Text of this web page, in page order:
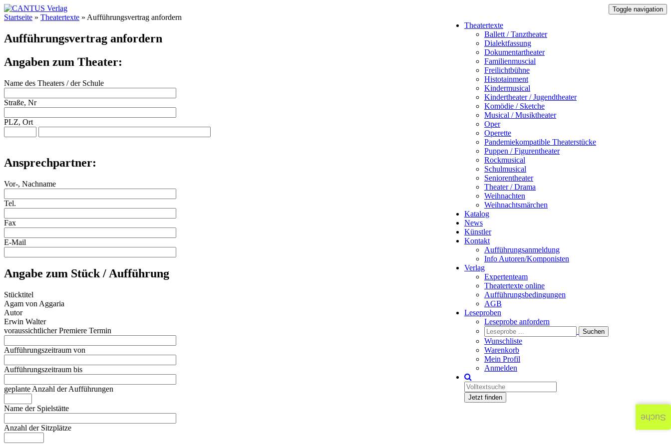
Toggle navigation
Theatertexte
Ballett / Tanztheater
Dialektfassung
Dokumentartheater
Familienmuscial
Freilichtbühne
Histotainment
Kindermusical
Kindertheater / Jugendtheater
Komödie / Sketche
Musical / Musiktheater
Oper
Operette
Pandemiekompatible Theaterstücke
Puppen / Figurentheater
Rockmusical
Schulmusical
Seniorentheater
Theater / Drama
Weihnachten
Weihnachtsmärchen
Katalog
News
Künstler
Kontakt
Aufführungsanmeldung
Info Autoren/Komponisten
Verlag
Expertenteam
Theatertexte online
Aufführungsbedingungen
AGB
Leseproben
Leseprobe anfordern
Wunschliste
Warenkorb
Mein Profil
Anmelden
Jetzt finden
Startseite » Theatertexte » Aufführungsvertrag anfordern
Aufführungsvertrag anfordern
Angaben zum Theater:
Name des Theaters / der Schule
Straße, Nr
PLZ, Ort
Ansprechpartner:
Vor-, Nachname
Tel.
Fax
E-Mail
Angabe zum Stück / Aufführung
Stücktitel
Agam von Aggaria
Autor
Erwin Walter
voraussichtlicher Premiere Termin
Aufführungszeitraum von
Aufführungszeitraum bis
geplante Anzahl der Aufführungen
Name der Spielstätte
Anzahl der Sitzplätze
Suche